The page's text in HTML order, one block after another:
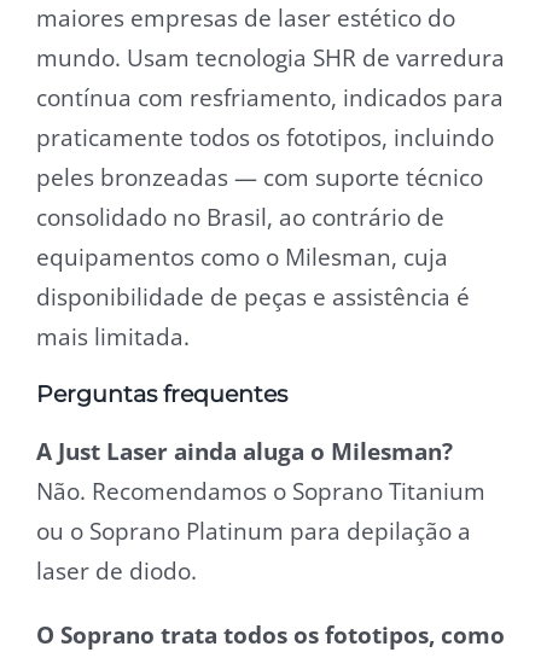
maiores empresas de laser estético do
mundo. Usam tecnologia SHR de varredura
contínua com resfriamento, indicados para
praticamente todos os fototipos, incluindo
peles bronzeadas — com suporte técnico
consolidado no Brasil, ao contrário de
equipamentos como o Milesman, cuja
disponibilidade de peças e assistência é
mais limitada.
Perguntas frequentes
A Just Laser ainda aluga o Milesman?
Não. Recomendamos o Soprano Titanium
ou o Soprano Platinum para depilação a
laser de diodo.
O Soprano trata todos os fototipos, como